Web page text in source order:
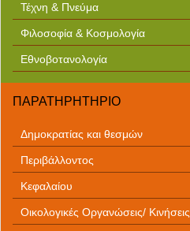
Τέχνη & Πνεύμα
Φιλοσοφία & Κοσμολογία
Εθνοβοτανολογία
ΠΑΡΑΤΗΡΗΤΗΡΙΟ
Δημοκρατίας και θεσμών
Περιβάλλοντος
Κεφαλαίου
Οικολογικές Οργανώσεις/ Κινήσεις